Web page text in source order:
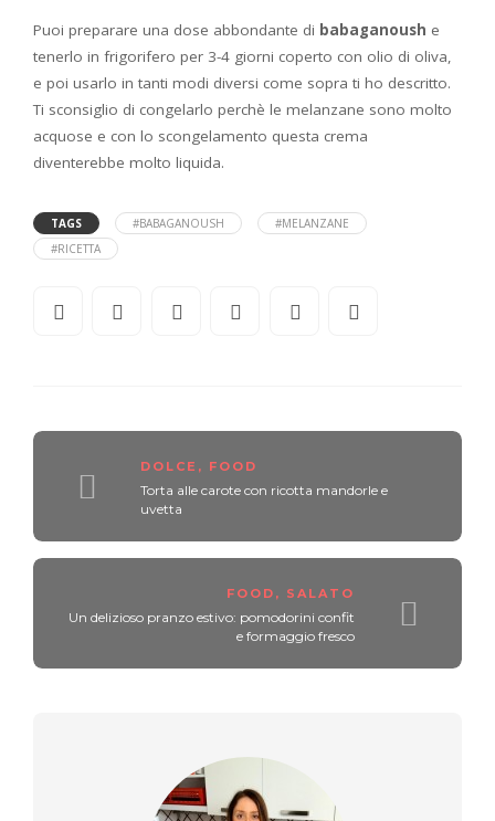
Puoi preparare una dose abbondante di babaganoush e
tenerlo in frigorifero per 3-4 giorni coperto con olio di oliva,
e poi usarlo in tanti modi diversi come sopra ti ho descritto.
Ti sconsiglio di congelarlo perchè le melanzane sono molto
acquose e con lo scongelamento questa crema
diventerebbe molto liquida.
TAGS #BABAGANOUSH
#MELANZANE
#RICETTA
DOLCE , FOOD
Torta alle carote con ricotta mandorle e
uvetta
FOOD , SALATO
Un delizioso pranzo estivo: pomodorini confit
e formaggio fresco